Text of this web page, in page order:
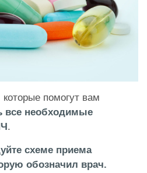
которые помогут вам
все необходимые
.
схеме приема
обозначил врач.